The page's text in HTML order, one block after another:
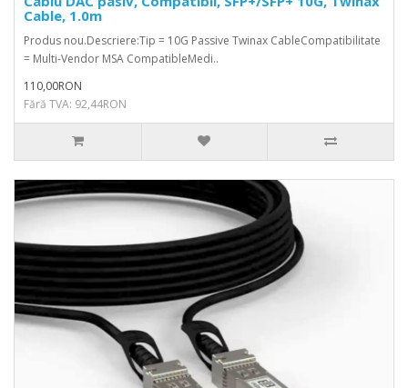
Cable, 1.0m
Produs nou.Descriere:Tip = 10G Passive Twinax CableCompatibilitate
= Multi-Vendor MSA CompatibleMedi..
110,00RON
Fără TVA: 92,44RON